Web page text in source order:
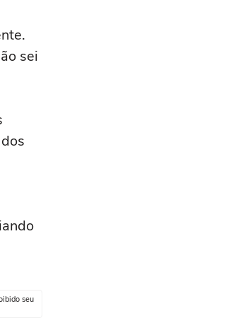
sei
seu